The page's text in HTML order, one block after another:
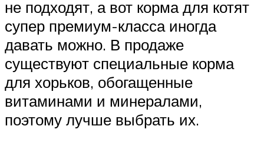
не подходят, а вот корма для котят
супер премиум-класса иногда
давать можно. В продаже
существуют специальные корма
для хорьков, обогащенные
витаминами и минералами,
поэтому лучше выбрать их.